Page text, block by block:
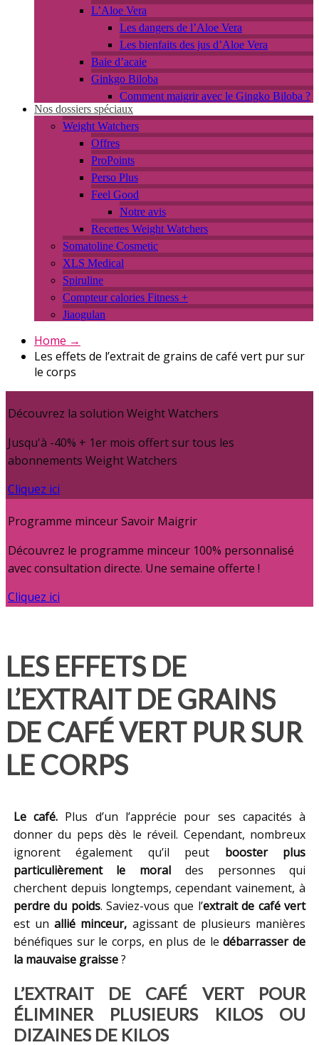
L’Aloe Vera
Les dangers de l’Aloe Vera
Les bienfaits des jus d’Aloe Vera
Baie d’acaie
Ginkgo Biloba
Comment maigrir avec le Gingko Biloba ?
Nos dossiers spéciaux
Weight Watchers
Offres
ProPoints
Perso Plus
Feel Good
Notre avis
Recettes Weight Watchers
Somatoline Cosmetic
XLS Medical
Spiruline
Compteur calories Fitness +
Jiaogulan
Home →
Les effets de l’extrait de grains de café vert pur sur
le corps
Découvrez la solution Weight Watchers
Jusqu'à -40% + 1er mois offert sur tous les
abonnements Weight Watchers
Cliquez ici
Programme minceur Savoir Maigrir
Découvrez le programme minceur 100% personnalisé
avec consultation directe. Une semaine offerte !
Cliquez ici
LES EFFETS DE
L’EXTRAIT DE GRAINS
DE CAFÉ VERT PUR SUR
LE CORPS
Le café. Plus d’un l’apprécie pour ses capacités à
donner du peps dès le réveil. Cependant, nombreux
ignorent également qu’il peut booster plus
particulièrement le moral des personnes qui
cherchent depuis longtemps, cependant vainement, à
perdre du poids. Saviez-vous que l’extrait de café vert
est unallié minceur, agissant de plusieurs manières
bénéfiques sur le corps, en plus de ledébarrasser de
la mauvaise graisse?
L’EXTRAIT DE CAFÉ VERT POUR
ÉLIMINER PLUSIEURS KILOS OU
DIZAINES DE KILOS